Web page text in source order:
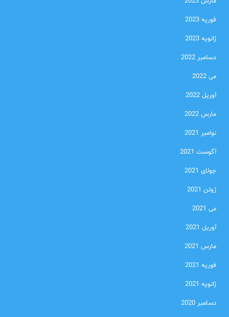
فوریه 2023
ژانویه 2023
دسامبر 2022
می 2022
آوریل 2022
مارس 2022
نوامبر 2021
آگوست 2021
جولای 2021
ژوئن 2021
می 2021
آوریل 2021
مارس 2021
فوریه 2021
ژانویه 2021
دسامبر 2020